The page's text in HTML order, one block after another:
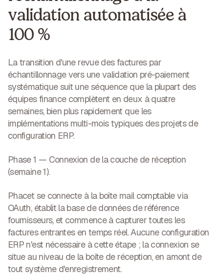
validation automatisée à
100 %
La transition d'une revue des factures par
échantillonnage vers une validation pré-paiement
systématique suit une séquence que la plupart des
équipes finance complètent en deux à quatre
semaines, bien plus rapidement que les
implémentations multi-mois typiques des projets de
configuration ERP.
Phase 1 — Connexion de la couche de réception
(semaine 1).
Phacet se connecte à la boîte mail comptable via
OAuth, établit la base de données de référence
fournisseurs, et commence à capturer toutes les
factures entrantes en temps réel. Aucune configuration
ERP n'est nécessaire à cette étape ; la connexion se
situe au niveau de la boîte de réception, en amont de
tout système d'enregistrement.